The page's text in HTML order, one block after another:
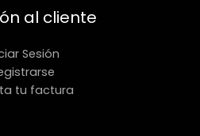
al cliente
Sesión
tu factura